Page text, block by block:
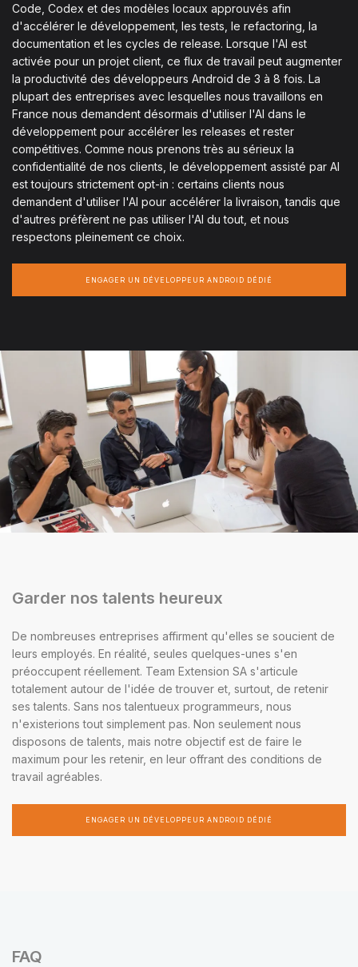
Code, Codex et des modèles locaux approuvés afin
d'accélérer le développement, les tests, le refactoring, la
documentation et les cycles de release. Lorsque l'AI est
activée pour un projet client, ce flux de travail peut augmenter
la productivité des développeurs Android de 3 à 8 fois. La
plupart des entreprises avec lesquelles nous travaillons en
France nous demandent désormais d'utiliser l'AI dans le
développement pour accélérer les releases et rester
compétitives. Comme nous prenons très au sérieux la
confidentialité de nos clients, le développement assisté par AI
est toujours strictement opt-in : certains clients nous
demandent d'utiliser l'AI pour accélérer la livraison, tandis que
d'autres préfèrent ne pas utiliser l'AI du tout, et nous
respectons pleinement ce choix.
ENGAGER UN DÉVELOPPEUR ANDROID DÉDIÉ
Garder nos talents heureux
De nombreuses entreprises affirment qu'elles se soucient de
leurs employés. En réalité, seules quelques-unes s'en
préoccupent réellement. Team Extension SA s'articule
totalement autour de l'idée de trouver et, surtout, de retenir
ses talents. Sans nos talentueux programmeurs, nous
n'existerions tout simplement pas. Non seulement nous
disposons de talents, mais notre objectif est de faire le
maximum pour les retenir, en leur offrant des conditions de
travail agréables.
ENGAGER UN DÉVELOPPEUR ANDROID DÉDIÉ
FAQ